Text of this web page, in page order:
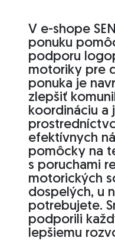
V e-shope
ponuku
podporu
motoriky pre
ponuka je
zlepšiť
koordináciu a
efektívnych
pomôcky na
s poruchami
motorických
dospelých, u
potrebujete.
podporili
lepšiemu